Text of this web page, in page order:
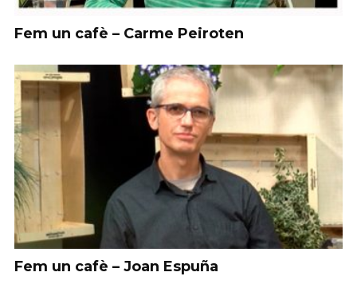
Fem un cafè – Carme Peiroten
Fem un cafè – Joan Espuña